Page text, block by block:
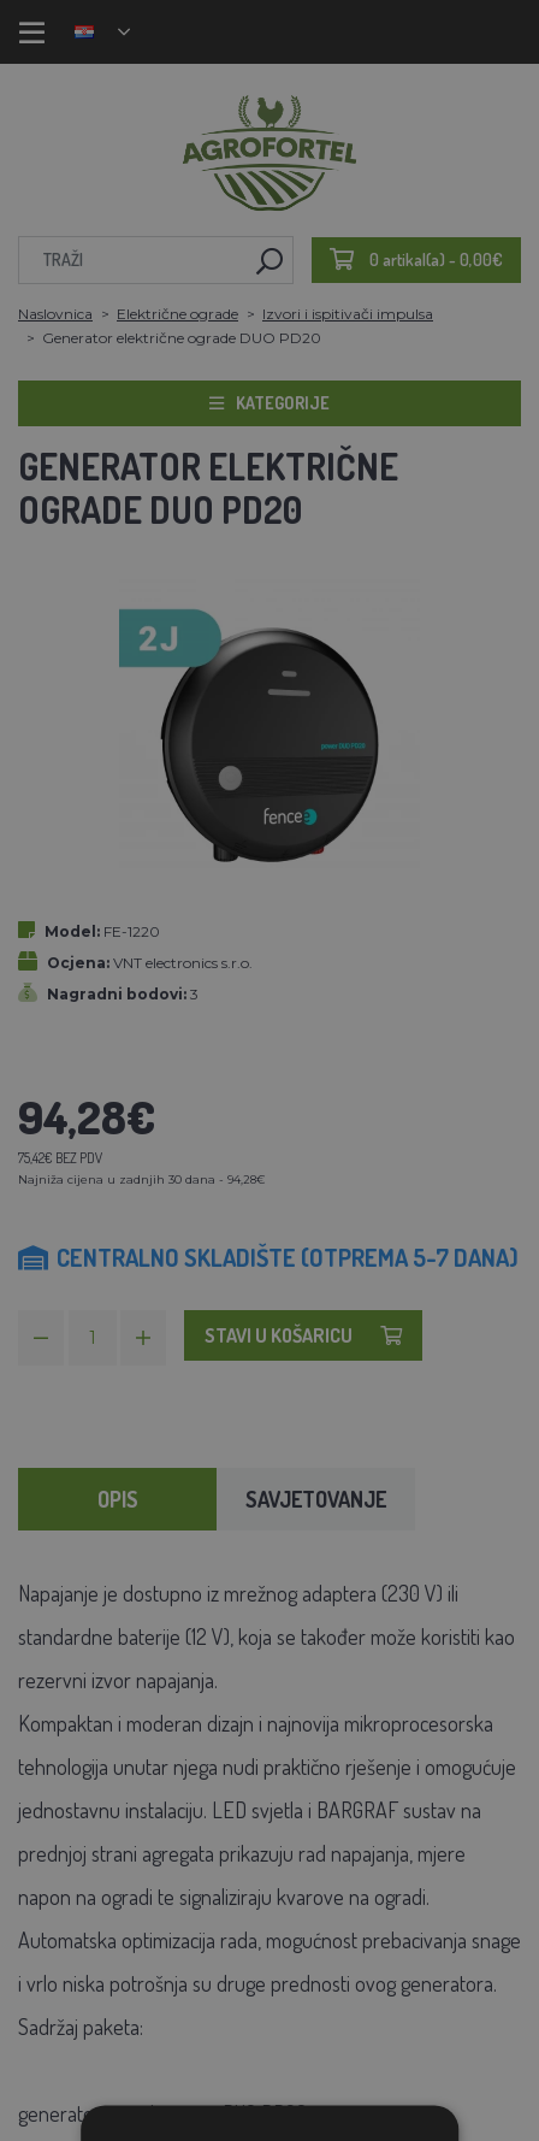
0 artikal(a) - 0,00€
Naslovnica Električne ograde
Izvori i ispitivači impulsa
Generator električne ograde DUO PD20
KATEGORIJE
GENERATOR ELEKTRIČNE
OGRADE DUO PD20
Model: FE-1220
Ocjena: VNT electronics s.r.o.
Nagradni bodovi: 3
94,28€
75,42€ BEZ PDV
Najniža cijena u zadnjih 30 dana - 94,28€
CENTRALNO SKLADIŠTE (OTPREMA 5-7 DANA)
STAVI U KOŠARICU
OPIS SAVJETOVANJE
Napajanje je dostupno iz mrežnog adaptera (230 V) ili
standardne baterije (12 V), koja se također može koristiti kao
rezervni izvor napajanja.
Kompaktan i moderan dizajn i najnovija mikroprocesorska
tehnologija unutar njega nudi praktično rješenje i omogućuje
jednostavnu instalaciju. LED svjetla i BARGRAF sustav na
prednjoj strani agregata prikazuju rad napajanja, mjere
napon na ogradi te signaliziraju kvarove na ogradi.
Automatska optimizacija rada, mogućnost prebacivanja snage
i vrlo niska potrošnja su druge prednosti ovog generatora.
Sadržaj paketa:
generator ograda snage DUO PD20